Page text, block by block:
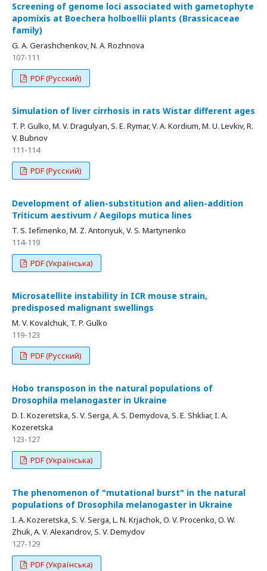
Screening of genome loci associated with gametophyte
apomixis at Boechera holboellii plants (Brassicaceae
family)
G. A. Gerashchenkov, N. A. Rozhnova
107-111
PDF (Русский)
Simulation of liver cirrhosis in rats Wistar different ages
T. P. Gulko, M. V. Dragulyan, S. E. Rymar, V. A. Kordium, M. U. Levkiv, R.
V. Bubnov
111-114
PDF (Русский)
Development of alien-substitution and alien-addition
Triticum aestivum / Aegilops mutica lines
T. S. Iefimenko, M. Z. Antonyuk, V. S. Martynenko
114-119
PDF (Українська)
Microsatellite instability in ICR mouse strain,
predisposed malignant swellings
M. V. Kovalchuk, T. P. Gulko
119-123
PDF (Русский)
Hobo transposon in the natural populations of
Drosophila melanogaster in Ukraine
D. I. Kozeretska, S. V. Serga, A. S. Demydova, S. E. Shkliar, I. A.
Kozeretska
123-127
PDF (Українська)
The phenomenon of "mutational burst" in the natural
populations of Drosophila melanogaster in Ukraine
I. A. Kozeretska, S. V. Serga, L. N. Krjachok, O. V. Procenko, O. W.
Zhuk, A. V. Alexandrov, S. V. Demydov
127-129
PDF (Українська)